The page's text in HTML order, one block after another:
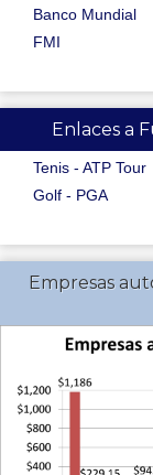
Banco Mundial
FMI
Enlaces a
Tenis - ATP Tour
Golf - PGA
Empresas